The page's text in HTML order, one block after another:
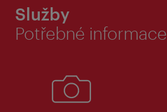
Služby
Potřebné informace